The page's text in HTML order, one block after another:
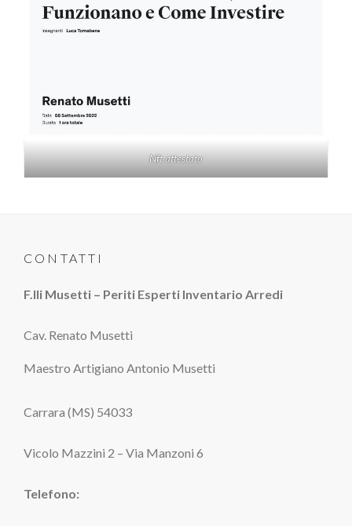
Nft attestato
CONTATTI
F.lli Musetti – Periti Esperti Inventario Arredi
Cav. Renato Musetti
Maestro Artigiano Antonio Musetti
Carrara (MS) 54033
Vicolo Mazzini 2 – Via Manzoni 6
Telefono: